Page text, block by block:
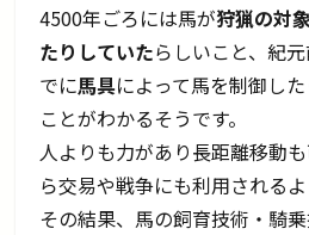
4500年ごろには馬が狩猟の対
たりしていたらしいこと、紀
でに馬具によって馬を制御し
ことがわかるそうです。
人よりも力があり長距離移動
ら交易や戦争にも利用されるよ
その結果、馬の飼育技術・騎